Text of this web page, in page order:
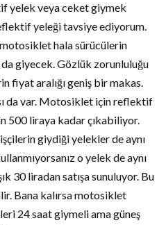
yelek veya ceket giymek
yeleği tavsiye ediyorum.
hala sürücülerin
da giyecek. Gözlük zorunluluğu
fiyat aralığı geniş bir makas.
da var. Motosiklet için reflektif
500 liraya kadar çıkabiliyor.
giydiği yelekler de aynı
o yelek de aynı
30 liradan satışa sunuluyor. Bu
Bana kalırsa motosiklet
24 saat giymeli ama güneş